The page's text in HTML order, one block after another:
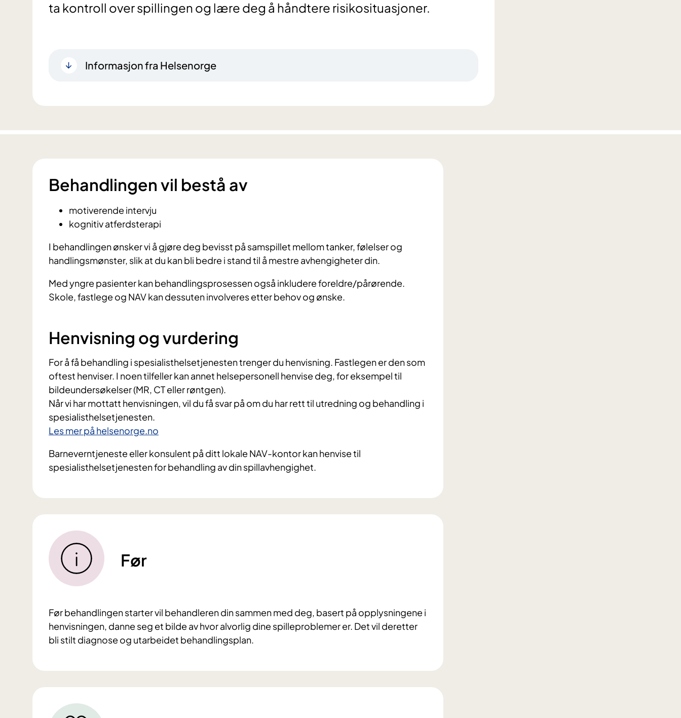
ta kontroll over spillingen og lære deg å håndtere risikosituasjoner.
Informasjon fra Helsenorge
Behandlingen vil bestå av
motiverende intervju
kognitiv atferdsterapi
I behandlingen ønsker vi å gjøre deg bevisst på samspillet mellom tanker, følelser og
handlingsmønster, slik at du kan bli bedre i stand til å mestre avhengigheter din.
Med yngre pasienter kan behandlingsprosessen også inkludere foreldre/pårørende.
Skole, fastlege og NAV kan dessuten involveres etter behov og ønske.
Henvisning og vurdering
For å få behandling i spesialisthelsetjenesten trenger du henvisning. Fastlegen er den som
oftest henviser. I noen tilfeller kan annet helsepersonell henvise deg, for eksempel til
bildeundersøkelser (MR, CT eller røntgen).
Når vi har mottatt henvisningen, vil du få svar på om du har rett til utredning og behandling i
spesialisthelsetjenesten.
Les mer på helsenorge.no
Barneverntjeneste eller konsulent på ditt lokale NAV-kontor kan henvise til
spesialisthelsetjenesten for behandling av din spillavhengighet.
Før
Før behandlingen starter vil behandleren din sammen med deg, basert på opplysningene i
henvisningen, danne seg et bilde av hvor alvorlig dine spilleproblemer er. Det vil deretter
bli stilt diagnose og utarbeidet behandlingsplan.